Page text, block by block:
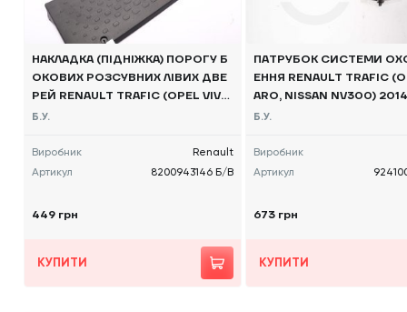
НАКЛАДКА (ПІДНІЖКА) ПОРОГУ Б
ОКОВИХ РОЗСУВНИХ ЛІВИХ ДВЕ
РЕЙ RENAULT TRAFIC (OPEL VIVA
RO, NISSAN NV300) 2014 -, 8200
Б.У.
Виробник
Renault
Артикул
8200943146 Б/В
449 грн
КУПИТИ
ПАТРУБОК СИСТЕМИ
ЕННЯ RENAULT TRAFIC
ARO, NISSAN NV300)
00144R Б/В
Б.У.
Виробник
Артикул
673 грн
КУПИТИ